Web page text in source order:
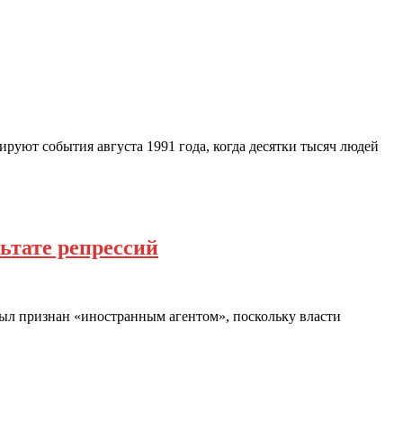
события августа 1991 года, когда десятки тысяч людей
репрессий
признан «иностранным агентом», поскольку власти